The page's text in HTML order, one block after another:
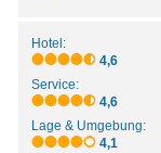
Hotel:
4,6
Service:
4,6
Lage & Umgebung:
4,1